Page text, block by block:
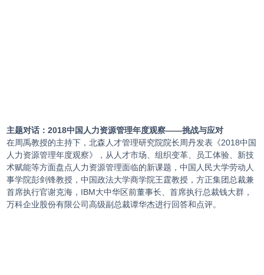
主题对话：2018中国人力资源管理年度观察——挑战与应对
在周禹教授的主持下，北森人才管理研究院院长周丹发表《2018中国
人力资源管理年度观察》，从人才市场、组织变革、员工体验、新技
术赋能等方面盘点人力资源管理面临的新课题，中国人民大学劳动人
事学院彭剑锋教授，中国政法大学商学院王霆教授，方正集团总裁兼
首席执行官谢克海，IBM大中华区前董事长、首席执行总裁钱大群，
万科企业股份有限公司高级副总裁谭华杰进行回答和点评。